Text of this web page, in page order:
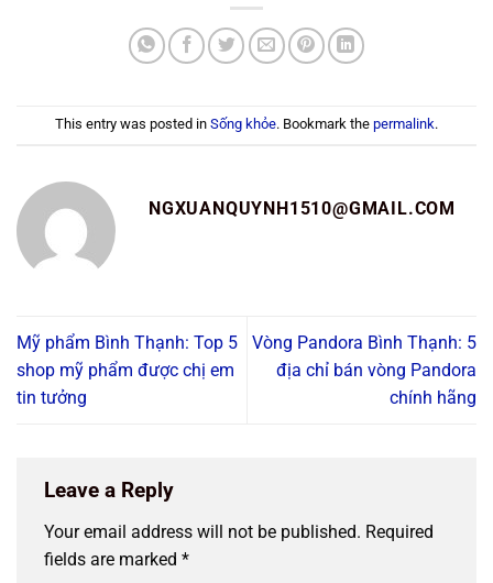
This entry was posted in Sống khỏe. Bookmark the permalink.
NGXUANQUYNH1510@GMAIL.COM
Mỹ phẩm Bình Thạnh: Top 5
shop mỹ phẩm được chị em
tin tưởng
Vòng Pandora Bình Thạnh: 5
địa chỉ bán vòng Pandora
chính hãng
Leave a Reply
Your email address will not be published. Required
fields are marked *